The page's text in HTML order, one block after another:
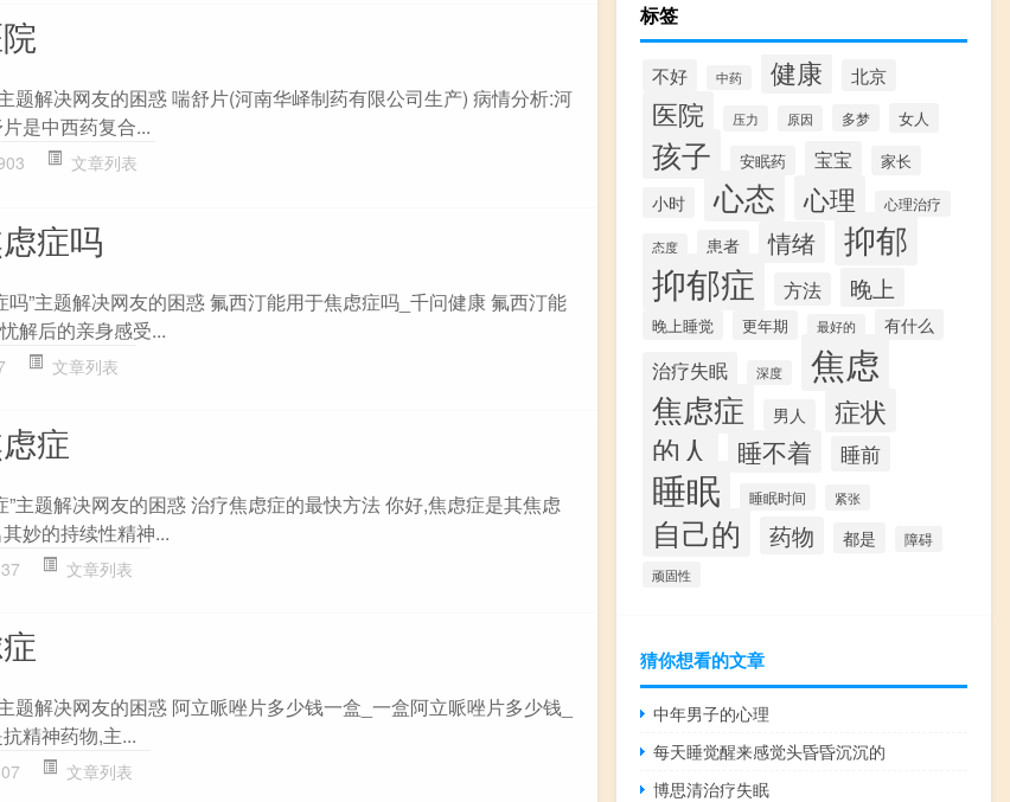
题解决网友的困惑 喘舒片(河南华峄制药有限公司生产) 病情分析:河
是中西药复合...
文章列表
症吗
吗”主题解决网友的困惑 氟西汀能用于焦虑症吗_千问健康 氟西汀能
解后的亲身感受...
文章列表
症
”主题解决网友的困惑 治疗焦虑症的最快方法 你好,焦虑症是其焦虑
妙的持续性精神...
文章列表
题解决网友的困惑 阿立哌唑片多少钱一盒_一盒阿立哌唑片多少钱_
精神药物,主...
文章列表
标签
不好 中药 健康 北京
医院 压力 原因 多梦 女人
孩子 安眠药 宝宝 家长
小时 心态 心理 心理治疗
态度 患者 情绪 抑郁
抑郁症 方法 晚上
晚上睡觉 更年期 最好的 有什么
治疗失眠 深度 焦虑
焦虑症 男人 症状
的人 睡不着 睡前
睡眠 睡眠时间 紧张
自己的 药物 都是
障碍
顽固性
猜你想看的文章
中年男子的心理
每天睡觉醒来感觉头昏昏沉沉的
博思清治疗失眠